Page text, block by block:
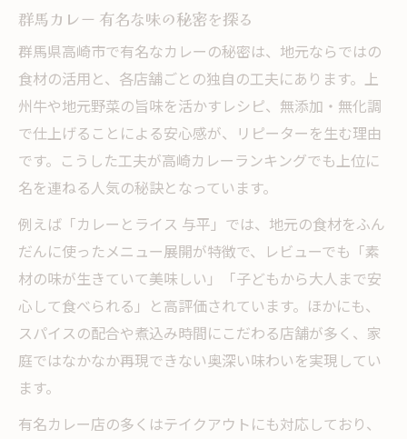
群馬カレー 有名な味の秘密を探る
群馬県高崎市で有名なカレーの秘密は、地元ならではの
食材の活用と、各店舗ごとの独自の工夫にあります。上
州牛や地元野菜の旨味を活かすレシピ、無添加・無化調
で仕上げることによる安心感が、リピーターを生む理由
です。こうした工夫が高崎カレーランキングでも上位に
名を連ねる人気の秘訣となっています。
例えば「カレーとライス 与平」では、地元の食材をふん
だんに使ったメニュー展開が特徴で、レビューでも「素
材の味が生きていて美味しい」「子どもから大人まで安
心して食べられる」と高評価されています。ほかにも、
スパイスの配合や煮込み時間にこだわる店舗が多く、家
庭ではなかなか再現できない奥深い味わいを実現してい
ます。
有名カレー店の多くはテイクアウトにも対応しており、